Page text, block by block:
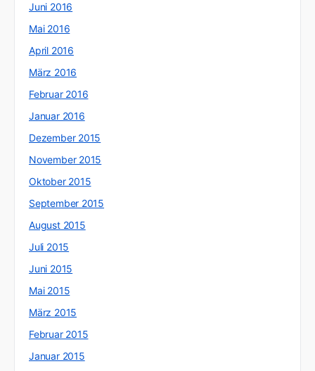
Juni 2016
Mai 2016
April 2016
März 2016
Februar 2016
Januar 2016
Dezember 2015
November 2015
Oktober 2015
September 2015
August 2015
Juli 2015
Juni 2015
Mai 2015
März 2015
Februar 2015
Januar 2015